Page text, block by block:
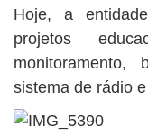
Hoje, a
projetos
monitoramento,
sistema de rádio